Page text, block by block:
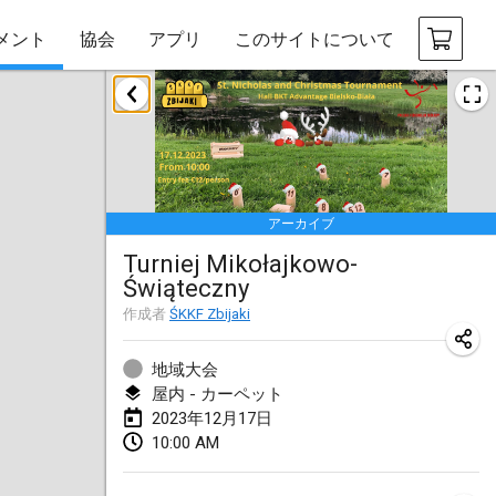
ント 協会 アプリ このサイトについて
アーカイブ
Turniej Mikołajkowo-
Świąteczny
作成者 ŚKKF Zbijaki
地域大会
屋内 - カーペット
2023年12月17日
10:00 AM
2023年1月
LE Tournoi de Noël
2023年1月14日|フランス
Indoor Polish Championship - Halowe Mistrzostwa Polski w Mölkky
2023年1月14日 |ポーランド
Tournoi Mixte ASPTTOM
2023年1月21日|フランス
2023年1月28日
US Mölkky Winter